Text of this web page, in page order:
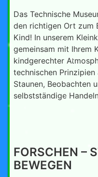
Das Technische
den richtigen Ort zum
Kind! In unserem
gemeinsam mit Ihrem
kindgerechter
technischen
Staunen, Beobachten
selbstständige
FORSCHEN –
BEWEGEN